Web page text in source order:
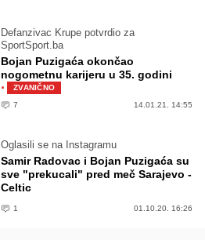
Defanzivac Krupe potvrdio za
SportSport.ba
Bojan Puzigaća okončao
nogometnu karijeru u 35. godini
·
ZVANIČNO
7
14.01.21. 14:55
Oglasili se na Instagramu
Samir Radovac i Bojan Puzigaća su
sve "prekucali" pred meč Sarajevo -
Celtic
1 01.10.20. 16:26